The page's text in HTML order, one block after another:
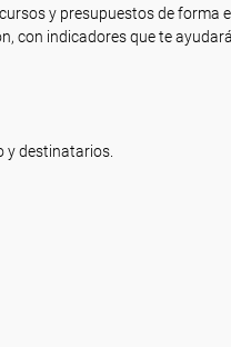
y presupuestos de forma
con indicadores que te
y destinatarios.